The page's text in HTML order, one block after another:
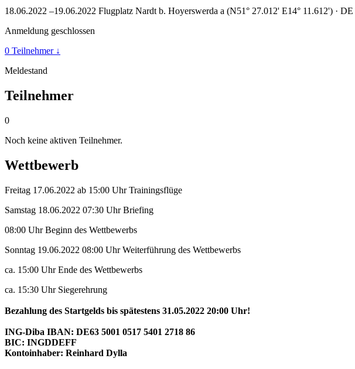
18.06.2022 –19.06.2022 Flugplatz Nardt b. Hoyerswerda a (N51° 27.012' E14° 11.612') · DE
Anmeldung geschlossen
0 Teilnehmer ↓
Meldestand
Teilnehmer
0
Noch keine aktiven Teilnehmer.
Wettbewerb
Freitag 17.06.2022 ab 15:00 Uhr Trainingsflüge
Samstag 18.06.2022 07:30 Uhr Briefing
08:00 Uhr Beginn des Wettbewerbs
Sonntag 19.06.2022 08:00 Uhr Weiterführung des Wettbewerbs
ca. 15:00 Uhr Ende des Wettbewerbs
ca. 15:30 Uhr Siegerehrung
Bezahlung des Startgelds bis spätestens 31.05.2022 20:00 Uhr!
ING-Diba IBAN: DE63 5001 0517 5401 2718 86
BIC: INGDDEFF
Kontoinhaber: Reinhard Dylla